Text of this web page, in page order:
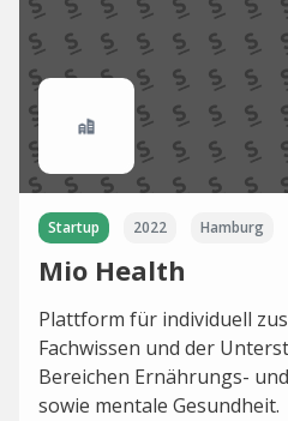
Startup 2022 Hamburg
Mio Health
Plattform für individuell
Fachwissen und der
Bereichen Ernährungs-
sowie mentale Gesundheit.